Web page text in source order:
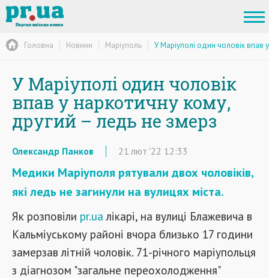
Головна Новини Маріуполь У Маріуполі один чоловік впав
У Маріуполі один чоловік
впав у наркотичну кому,
другий – ледь не змерз
Олександр Панков 21 лют '22 12:33
Медики Маріуполя рятували двох чоловіків,
які ледь не загинули на вулицях міста.
Як розповіли pr.ua лікарі, на вулиці Блажевича в
Кальміуському районі вчора близько 17 години
замерзав літній чоловік. 71-річного маріупольця
з діагнозом "загальне переохолодження"